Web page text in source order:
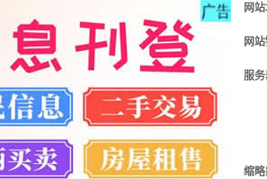
网站
网站
服务
缩略